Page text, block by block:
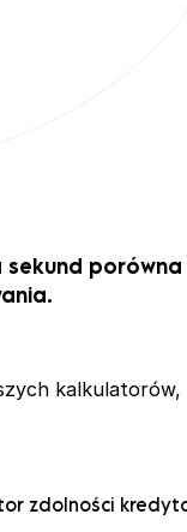
sekund
zdolności